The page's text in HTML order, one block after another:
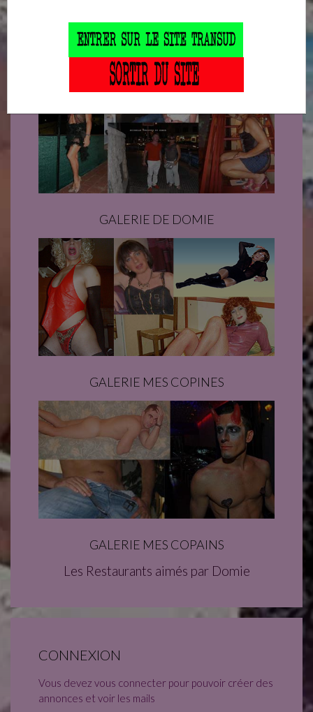
CONSULTER NOS GALERIES
GALERIE DE DOMIE
GALERIE MES COPINES
GALERIE MES COPAINS
Les Restaurants aimés par Domie
CONNEXION
Vous devez vous connecter pour pouvoir créer des
annonces et voir les mails